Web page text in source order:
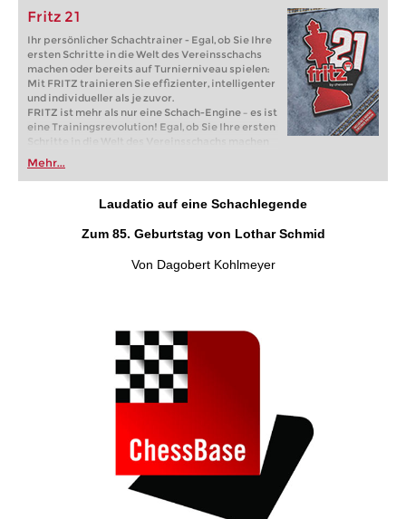
Fritz 21
Ihr persönlicher Schachtrainer - Egal, ob Sie Ihre
ersten Schritte in die Welt des Vereinsschachs
machen oder bereits auf Turnierniveau spielen:
Mit FRITZ trainieren Sie effizienter, intelligenter
und individueller als je zuvor.
FRITZ ist mehr als nur eine Schach-Engine – es ist
eine Trainingsrevolution! Egal, ob Sie Ihre ersten
Schritte in die Welt des Vereinsschachs machen
oder bereits auf Turnierniveau spielen: Mit
FRITZ trainieren Sie effizienter, intelligenter und
individueller als je zuvor.
Mehr...
Laudatio auf eine Schachlegende
Zum 85. Geburtstag von Lothar Schmid
Von Dagobert Kohlmeyer